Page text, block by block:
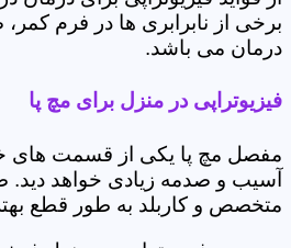
برخی از نابرابری ها در فرم
درمان می باشد.
فیزیوتراپی در منزل برای مچ پا
مفصل مچ پا یکی از قسمت های
آسیب و صدمه زیادی خواهد دید.
متخصص و کاربلد به طور قطع